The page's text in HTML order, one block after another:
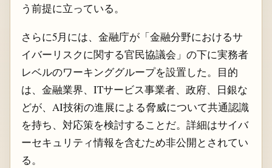
う前提に立っている。
さらに5月には、金融庁が「金融分野におけるサ
イバーリスクに関する官民協議会」の下に実務者
レベルのワーキンググループを設置した。目的
は、金融業界、ITサービス事業者、政府、日銀な
どが、AI技術の進展による脅威について共通認識
を持ち、対応策を検討することだ。詳細はサイバ
ーセキュリティ情報を含むため非公開とされてい
る。